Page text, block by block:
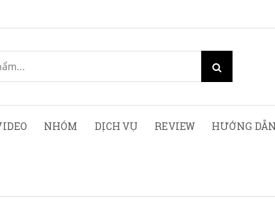
NHÓM DỊCH VỤ REVIEW HƯỚNG